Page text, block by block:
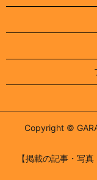
Copyright ©
【掲載の記事・写